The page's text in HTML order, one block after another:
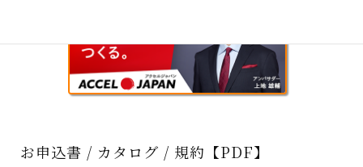
お申込書 / カタログ / 規約【PDF】